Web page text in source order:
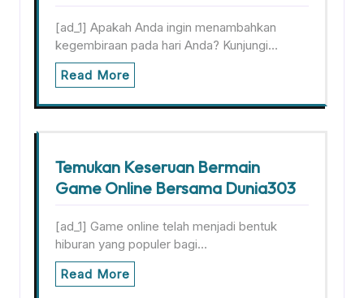
[ad_1] Apakah Anda ingin menambahkan
kegembiraan pada hari Anda? Kunjungi…
Read More
Temukan Keseruan Bermain
Game Online Bersama Dunia303
[ad_1] Game online telah menjadi bentuk
hiburan yang populer bagi…
Read More